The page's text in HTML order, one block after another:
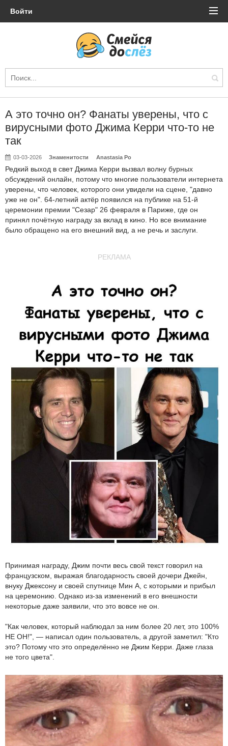
Войти
А это точно он? Фанаты уверены, что с
вирусными фото Джима Керри что-то не
так
03-03-2026 Знаменитости Anastasia Po
Редкий выход в свет Джима Керри вызвал волну бурных
обсуждений онлайн, потому что многие пользователи интернета
уверены, что человек, которого они увидели на сцене, "давно
уже не он". 64-летний актёр появился на публике на 51-й
церемонии премии "Сезар" 26 февраля в Париже, где он
принял почётную награду за вклад в кино. Но все внимание
было обращено на его внешний вид, а не речь и заслуги.
РЕКЛАМА
Принимая награду, Джим почти весь свой текст говорил на
французском, выражая благодарность своей дочери Джейн,
внуку Джексону и своей спутнице Мин А, с которыми и прибыл
на церемонию. Однако из-за изменений в его внешности
некоторые даже заявили, что это вовсе не он.
"Как человек, который наблюдал за ним более 20 лет, это 100%
НЕ ОН!", — написал один пользователь, а другой заметил: "Кто
это? Потому что это определённо не Джим Керри. Даже глаза
не того цвета".